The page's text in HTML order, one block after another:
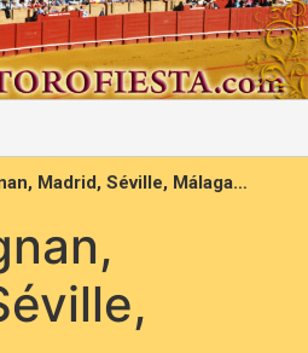
Madrid, Séville, Málaga…